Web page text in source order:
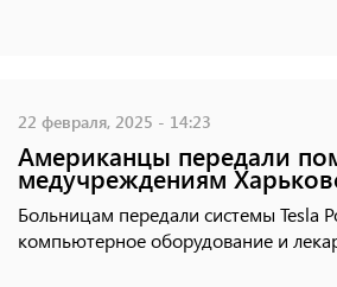
22 февраля, 2025 - 14:23
Американцы передали
медучреждениям
Больницам передали системы Tesla
компьютерное оборудование и